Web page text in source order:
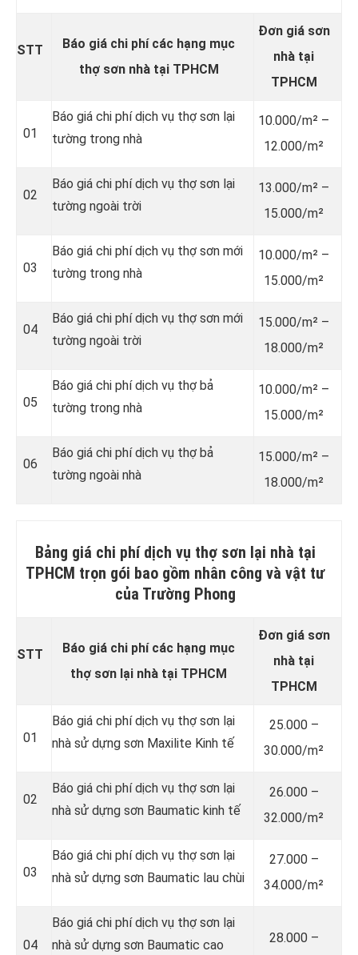
STT
Báo giá chi phí các hạng mục
thợ sơn nhà tại TPHCM
Đơn giá sơn
nhà tại
TPHCM
01
Báo giá chi phí dịch vụ thợ sơn lại
tường trong nhà
10.000/m² –
12.000/m²
02
Báo giá chi phí dịch vụ thợ sơn lại
tường ngoài trời
13.000/m² –
15.000/m²
03
Báo giá chi phí dịch vụ thợ sơn mới
tường trong nhà
10.000/m² –
15.000/m²
04
Báo giá chi phí dịch vụ thợ sơn mới
tường ngoài trời
15.000/m² –
18.000/m²
05
Báo giá chi phí dịch vụ thợ bả
tường trong nhà
10.000/m² –
15.000/m²
06
Báo giá chi phí dịch vụ thợ bả
tường ngoài nhà
15.000/m² –
18.000/m²
Bảng giá chi phí dịch vụ thợ sơn lại nhà tại
TPHCM trọn gói bao gồm nhân công và vật tư
của Trường Phong
STT
Báo giá chi phí các hạng mục
thợ sơn lại nhà tại TPHCM
Đơn giá sơn
nhà tại
TPHCM
01
Báo giá chi phí dịch vụ thợ sơn lại
nhà sử dựng sơn Maxilite Kinh tế
25.000 –
30.000/m²
02
Báo giá chi phí dịch vụ thợ sơn lại
nhà sử dựng sơn Baumatic kinh tế
26.000 –
32.000/m²
03
Báo giá chi phí dịch vụ thợ sơn lại
nhà sử dựng sơn Baumatic lau chùi
27.000 –
34.000/m²
04
Báo giá chi phí dịch vụ thợ sơn lại
nhà sử dựng sơn Baumatic cao
28.000 –